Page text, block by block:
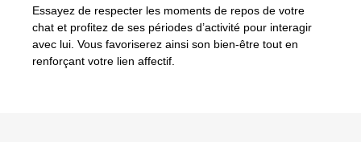
Essayez de respecter les moments de repos de votre
chat et profitez de ses périodes d’activité pour interagir
avec lui. Vous favoriserez ainsi son bien-être tout en
renforçant votre lien affectif.